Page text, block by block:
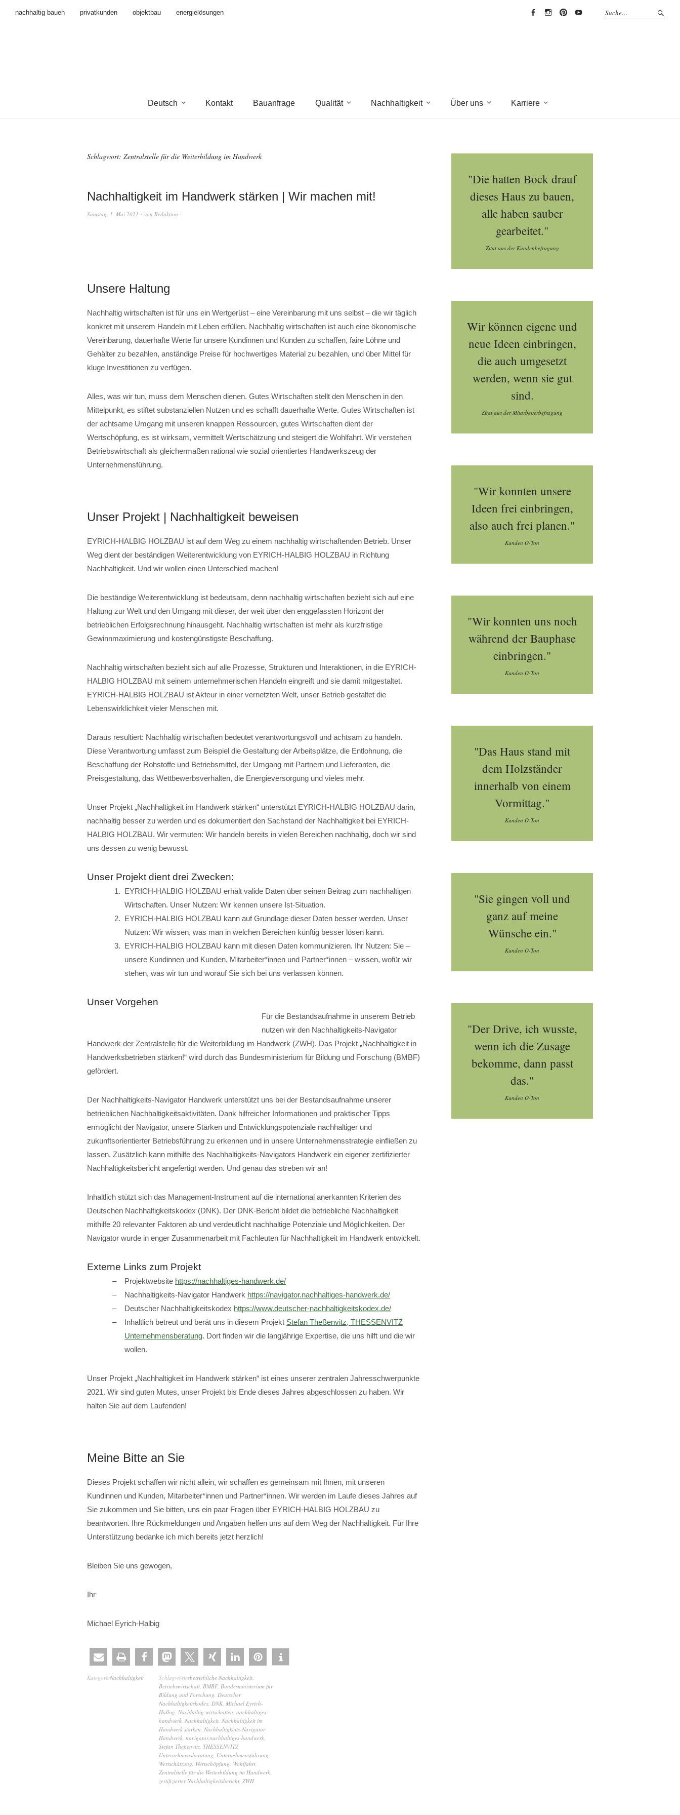
nachhaltig bauen privatkunden objektbau
energielösungen
Deutsch Kontakt Bauanfrage Qualität Nachhaltigkeit Über uns Karriere
Schlagwort: Zentralstelle für die Weiterbildung im Handwerk
Nachhaltigkeit im Handwerk stärken | Wir machen mit!
Samstag, 1. Mai 2021 von Redaktion
Unsere Haltung
Nachhaltig wirtschaften ist für uns ein Wertgerüst – eine Vereinbarung mit uns selbst – die wir täglich
konkret mit unserem Handeln mit Leben erfüllen. Nachhaltig wirtschaften ist auch eine ökonomische
Vereinbarung, dauerhafte Werte für unsere Kundinnen und Kunden zu schaffen, faire Löhne und
Gehälter zu bezahlen, anständige Preise für hochwertiges Material zu bezahlen, und über Mittel für
kluge Investitionen zu verfügen.
Alles, was wir tun, muss dem Menschen dienen. Gutes Wirtschaften stellt den Menschen in den
Mittelpunkt, es stiftet substanziellen Nutzen und es schafft dauerhafte Werte. Gutes Wirtschaften ist
der achtsame Umgang mit unseren knappen Ressourcen, gutes Wirtschaften dient der
Wertschöpfung, es ist wirksam, vermittelt Wertschätzung und steigert die Wohlfahrt. Wir verstehen
Betriebswirtschaft als gleichermaßen rational wie sozial orientiertes Handwerkszeug der
Unternehmensführung.
Unser Projekt | Nachhaltigkeit beweisen
EYRICH-HALBIG HOLZBAU ist auf dem Weg zu einem nachhaltig wirtschaftenden Betrieb. Unser
Weg dient der beständigen Weiterentwicklung von EYRICH-HALBIG HOLZBAU in Richtung
Nachhaltigkeit. Und wir wollen einen Unterschied machen!
Die beständige Weiterentwicklung ist bedeutsam, denn nachhaltig wirtschaften bezieht sich auf eine
Haltung zur Welt und den Umgang mit dieser, der weit über den enggefassten Horizont der
betrieblichen Erfolgsrechnung hinausgeht. Nachhaltig wirtschaften ist mehr als kurzfristige
Gewinnmaximierung und kostengünstigste Beschaffung.
Nachhaltig wirtschaften bezieht sich auf alle Prozesse, Strukturen und Interaktionen, in die EYRICH-
HALBIG HOLZBAU mit seinem unternehmerischen Handeln eingreift und sie damit mitgestaltet.
EYRICH-HALBIG HOLZBAU ist Akteur in einer vernetzten Welt, unser Betrieb gestaltet die
Lebenswirklichkeit vieler Menschen mit.
Daraus resultiert: Nachhaltig wirtschaften bedeutet verantwortungsvoll und achtsam zu handeln.
Diese Verantwortung umfasst zum Beispiel die Gestaltung der Arbeitsplätze, die Entlohnung, die
Beschaffung der Rohstoffe und Betriebsmittel, der Umgang mit Partnern und Lieferanten, die
Preisgestaltung, das Wettbewerbsverhalten, die Energieversorgung und vieles mehr.
Unser Projekt „Nachhaltigkeit im Handwerk stärken“ unterstützt EYRICH-HALBIG HOLZBAU darin,
nachhaltig besser zu werden und es dokumentiert den Sachstand der Nachhaltigkeit bei EYRICH-
HALBIG HOLZBAU. Wir vermuten: Wir handeln bereits in vielen Bereichen nachhaltig, doch wir sind
uns dessen zu wenig bewusst.
Unser Projekt dient drei Zwecken:
EYRICH-HALBIG HOLZBAU erhält valide Daten über seinen Beitrag zum nachhaltigen
Wirtschaften. Unser Nutzen: Wir kennen unsere Ist-Situation.
EYRICH-HALBIG HOLZBAU kann auf Grundlage dieser Daten besser werden. Unser
Nutzen: Wir wissen, was man in welchen Bereichen künftig besser lösen kann.
EYRICH-HALBIG HOLZBAU kann mit diesen Daten kommunizieren. Ihr Nutzen: Sie –
unsere Kundinnen und Kunden, Mitarbeiter*innen und Partner*innen – wissen, wofür wir
stehen, was wir tun und worauf Sie sich bei uns verlassen können.
Unser Vorgehen
Für die Bestandsaufnahme in unserem Betrieb
nutzen wir den Nachhaltigkeits-Navigator
Handwerk der Zentralstelle für die Weiterbildung im Handwerk (ZWH). Das Projekt „Nachhaltigkeit in
Handwerksbetrieben stärken!“ wird durch das Bundesministerium für Bildung und Forschung (BMBF)
gefördert.
Der Nachhaltigkeits-Navigator Handwerk unterstützt uns bei der Bestandsaufnahme unserer
betrieblichen Nachhaltigkeitsaktivitäten. Dank hilfreicher Informationen und praktischer Tipps
ermöglicht der Navigator, unsere Stärken und Entwicklungspotenziale nachhaltiger und
zukunftsorientierter Betriebsführung zu erkennen und in unsere Unternehmensstrategie einfließen zu
lassen. Zusätzlich kann mithilfe des Nachhaltigkeits-Navigators Handwerk ein eigener zertifizierter
Nachhaltigkeitsbericht angefertigt werden. Und genau das streben wir an!
Inhaltlich stützt sich das Management-Instrument auf die international anerkannten Kriterien des
Deutschen Nachhaltigkeitskodex (DNK). Der DNK-Bericht bildet die betriebliche Nachhaltigkeit
mithilfe 20 relevanter Faktoren ab und verdeutlicht nachhaltige Potenziale und Möglichkeiten. Der
Navigator wurde in enger Zusammenarbeit mit Fachleuten für Nachhaltigkeit im Handwerk entwickelt.
Externe Links zum Projekt
Projektwebsite https://nachhaltiges-handwerk.de/
Nachhaltigkeits-Navigator Handwerk https://navigator.nachhaltiges-handwerk.de/
Deutscher Nachhaltigkeitskodex https://www.deutscher-nachhaltigkeitskodex.de/
Inhaltlich betreut und berät uns in diesem Projekt Stefan Theßenvitz, THESSENVITZ
Unternehmensberatung. Dort finden wir die langjährige Expertise, die uns hilft und die wir
wollen.
Unser Projekt „Nachhaltigkeit im Handwerk stärken“ ist eines unserer zentralen Jahresschwerpunkte
2021. Wir sind guten Mutes, unser Projekt bis Ende dieses Jahres abgeschlossen zu haben. Wir
halten Sie auf dem Laufenden!
Meine Bitte an Sie
Dieses Projekt schaffen wir nicht allein, wir schaffen es gemeinsam mit Ihnen, mit unseren
Kundinnen und Kunden, Mitarbeiter*innen und Partner*innen. Wir werden im Laufe dieses Jahres auf
Sie zukommen und Sie bitten, uns ein paar Fragen über EYRICH-HALBIG HOLZBAU zu
beantworten. Ihre Rückmeldungen und Angaben helfen uns auf dem Weg der Nachhaltigkeit. Für Ihre
Unterstützung bedanke ich mich bereits jetzt herzlich!
Bleiben Sie uns gewogen,
Ihr
Michael Eyrich-Halbig
KategorieNachhaltigkeit Schlagwörterbetriebliche Nachhaltigkeit
Betriebswirtschaft BMBF, Bundesministerium für
Bildung und Forschung Deutscher
Nachhaltigkeitskodex DNK, Michael Eyrich-
Halbig Nachhaltig wirtschaften nachhaltiges-
handwerk Nachhaltigkeit Nachhaltigkeit im
Handwerk stärken Nachhaltigkeits-Navigator
Handwerk navigator.nachhaltiges-handwerk
Stefan Theßenvitz THESSENVITZ
Unternehmensberatung Unternehmensführung
Wertschätzung Wertschöpfung Wohlfahrt
Zentralstelle für die Weiterbildung im Handwerk
zertifizierter Nachhaltigkeitsbericht ZWH
"Die hatten Bock drauf
dieses Haus zu bauen,
alle haben sauber
gearbeitet."
Zitat aus der Kundenbefragung
Wir können eigene und
neue Ideen einbringen,
die auch umgesetzt
werden, wenn sie gut
sind.
Zitat aus der Mitarbeiterbefragung
"Wir konnten unsere
Ideen frei einbringen,
also auch frei planen."
Kunden O-Ton
"Wir konnten uns noch
während der Bauphase
einbringen."
Kunden O-Ton
"Das Haus stand mit
dem Holzständer
innerhalb von einem
Vormittag."
Kunden O-Ton
"Sie gingen voll und
ganz auf meine
Wünsche ein."
Kunden O-Ton
"Der Drive, ich wusste,
wenn ich die Zusage
bekomme, dann passt
das."
Kunden O-Ton